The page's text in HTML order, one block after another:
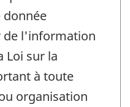
de l'information
Loi sur la
à toute
organisation